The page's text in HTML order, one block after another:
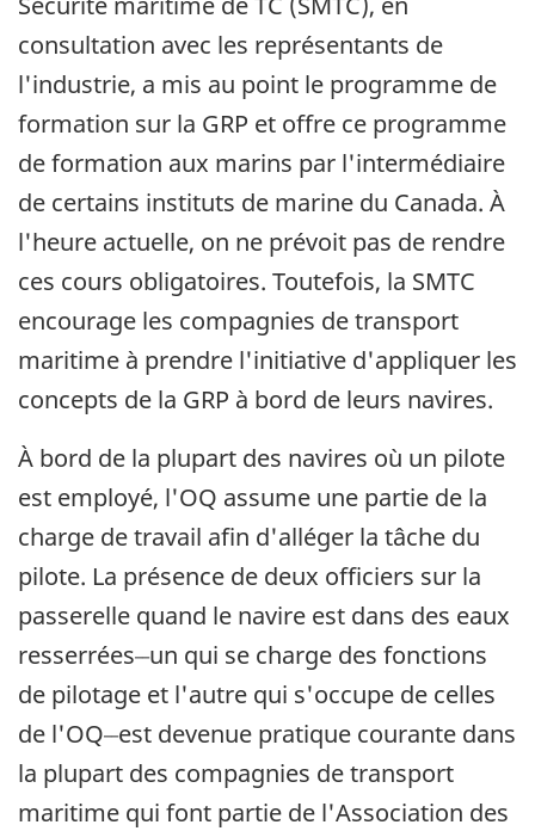
consultation avec les représentants de
l'industrie, a mis au point le programme de
formation sur la GRP et offre ce programme
de formation aux marins par l'intermédiaire
de certains instituts de marine du Canada. À
l'heure actuelle, on ne prévoit pas de rendre
ces cours obligatoires. Toutefois, la SMTC
encourage les compagnies de transport
maritime à prendre l'initiative d'appliquer les
concepts de la GRP à bord de leurs navires.
À bord de la plupart des navires où un pilote
est employé, l'OQ assume une partie de la
charge de travail afin d'alléger la tâche du
pilote. La présence de deux officiers sur la
passerelle quand le navire est dans des eaux
resserrées un qui se charge des fonctions
de pilotage et l'autre qui s'occupe de celles
de l'OQ est devenue pratique courante dans
la plupart des compagnies de transport
maritime qui font partie de l'Association des